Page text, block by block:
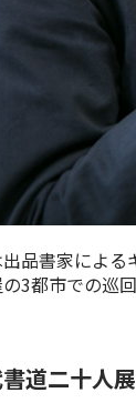
品書家による
3都市での巡
道二十人展